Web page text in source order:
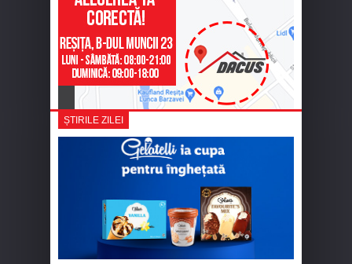
ȘTIRILE ZILEI